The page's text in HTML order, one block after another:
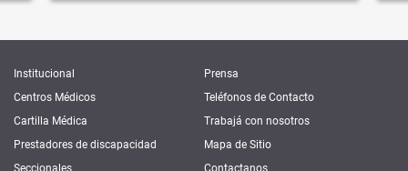
Institucional
Centros Médicos
Cartilla Médica
Prestadores de discapacidad
Seccionales
Prensa
Teléfonos de Contacto
Trabajá con nosotros
Mapa de Sitio
Contactanos